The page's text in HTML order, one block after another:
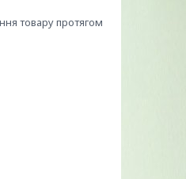
товару протягом